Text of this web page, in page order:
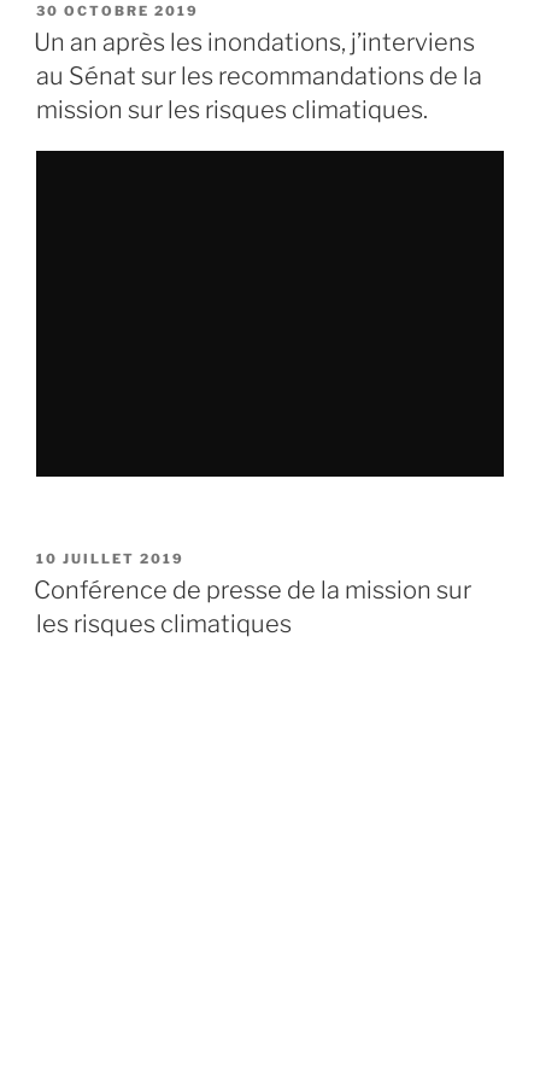
PUBLIÉ
LE
30 OCTOBRE 2019
Un an après les inondations, j’interviens
au Sénat sur les recommandations de la
mission sur les risques climatiques.
PUBLIÉ
LE
10 JUILLET 2019
Conférence de presse de la mission sur
les risques climatiques